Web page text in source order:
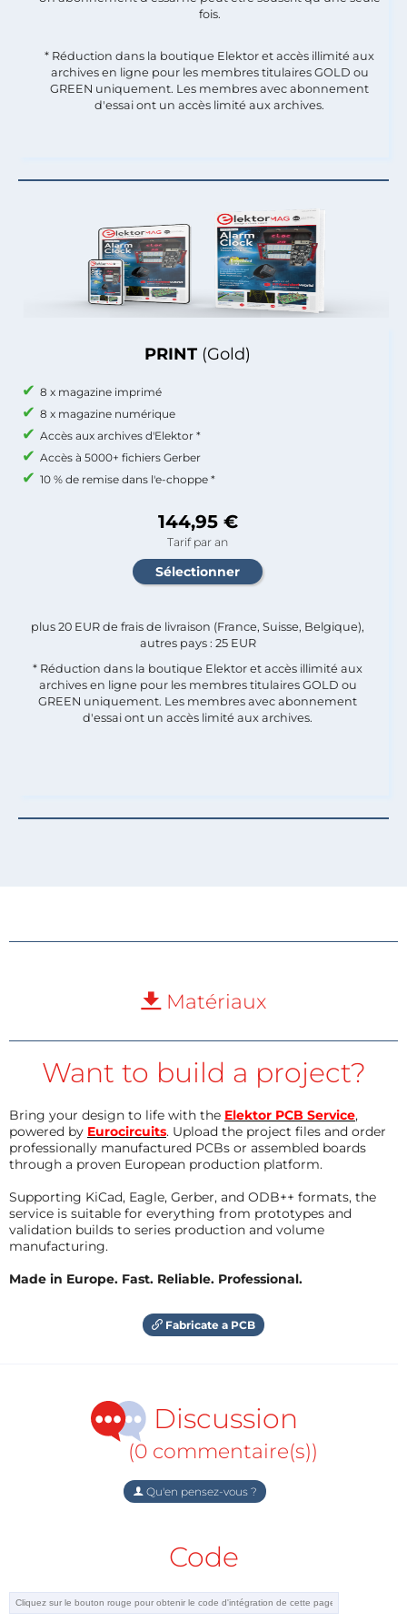
PRINT (Gold)
8 x magazine imprimé
8 x magazine numérique
Accès aux archives d'Elektor *
Accès à 5000+ fichiers Gerber
10 % de remise dans l'e-choppe *
144,95 €
Tarif par an
plus 20 EUR de frais de livraison (France, Suisse, Belgique),
autres pays : 25 EUR
* Réduction dans la boutique Elektor et accès illimité aux
archives en ligne pour les membres titulaires GOLD ou
GREEN uniquement. Les membres avec abonnement
d'essai ont un accès limité aux archives.
fois.​
* Réduction dans la boutique Elektor et accès illimité aux
archives en ligne pour les membres titulaires GOLD ou
GREEN uniquement. Les membres avec abonnement
d'essai ont un accès limité aux archives.
Matériaux
Want to build a project?
Bring your design to life with the Elektor PCB Service,
powered by Eurocircuits. Upload the project files and order
professionally manufactured PCBs or assembled boards
through a proven European production platform.
Supporting KiCad, Eagle, Gerber, and ODB++ formats, the
service is suitable for everything from prototypes and
validation builds to series production and volume
manufacturing.
Made in Europe. Fast. Reliable. Professional.
Fabricate a PCB
Discussion
(0 commentaire(s))
Qu'en pensez-vous ?
Code